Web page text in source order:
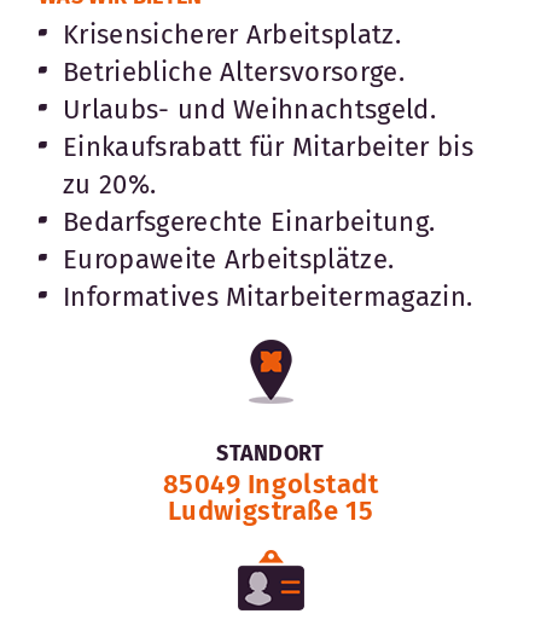
Krisensicherer Arbeitsplatz.
Betriebliche Altersvorsorge.
Urlaubs- und Weihnachtsgeld.
Einkaufsrabatt für Mitarbeiter bis
zu 20%.
Bedarfsgerechte Einarbeitung.
Europaweite Arbeitsplätze.
Informatives Mitarbeitermagazin.
STANDORT
85049 Ingolstadt
Ludwigstraße 15